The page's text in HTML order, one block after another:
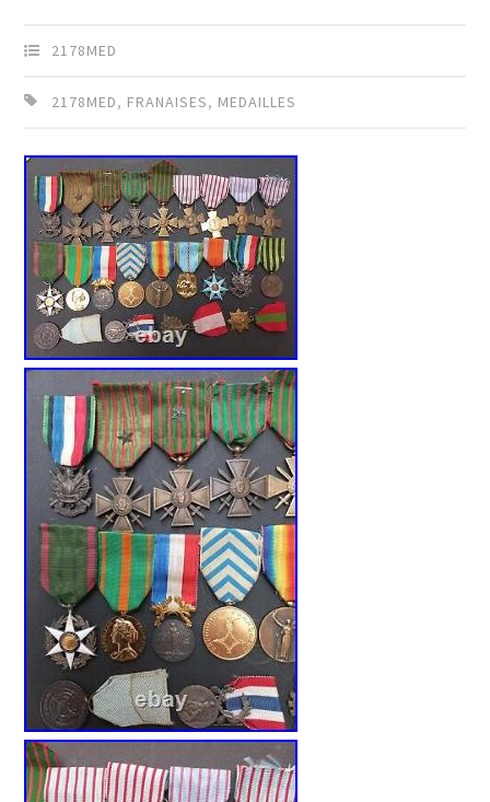
2178MED
2178MED, FRANAISES, MEDAILLES